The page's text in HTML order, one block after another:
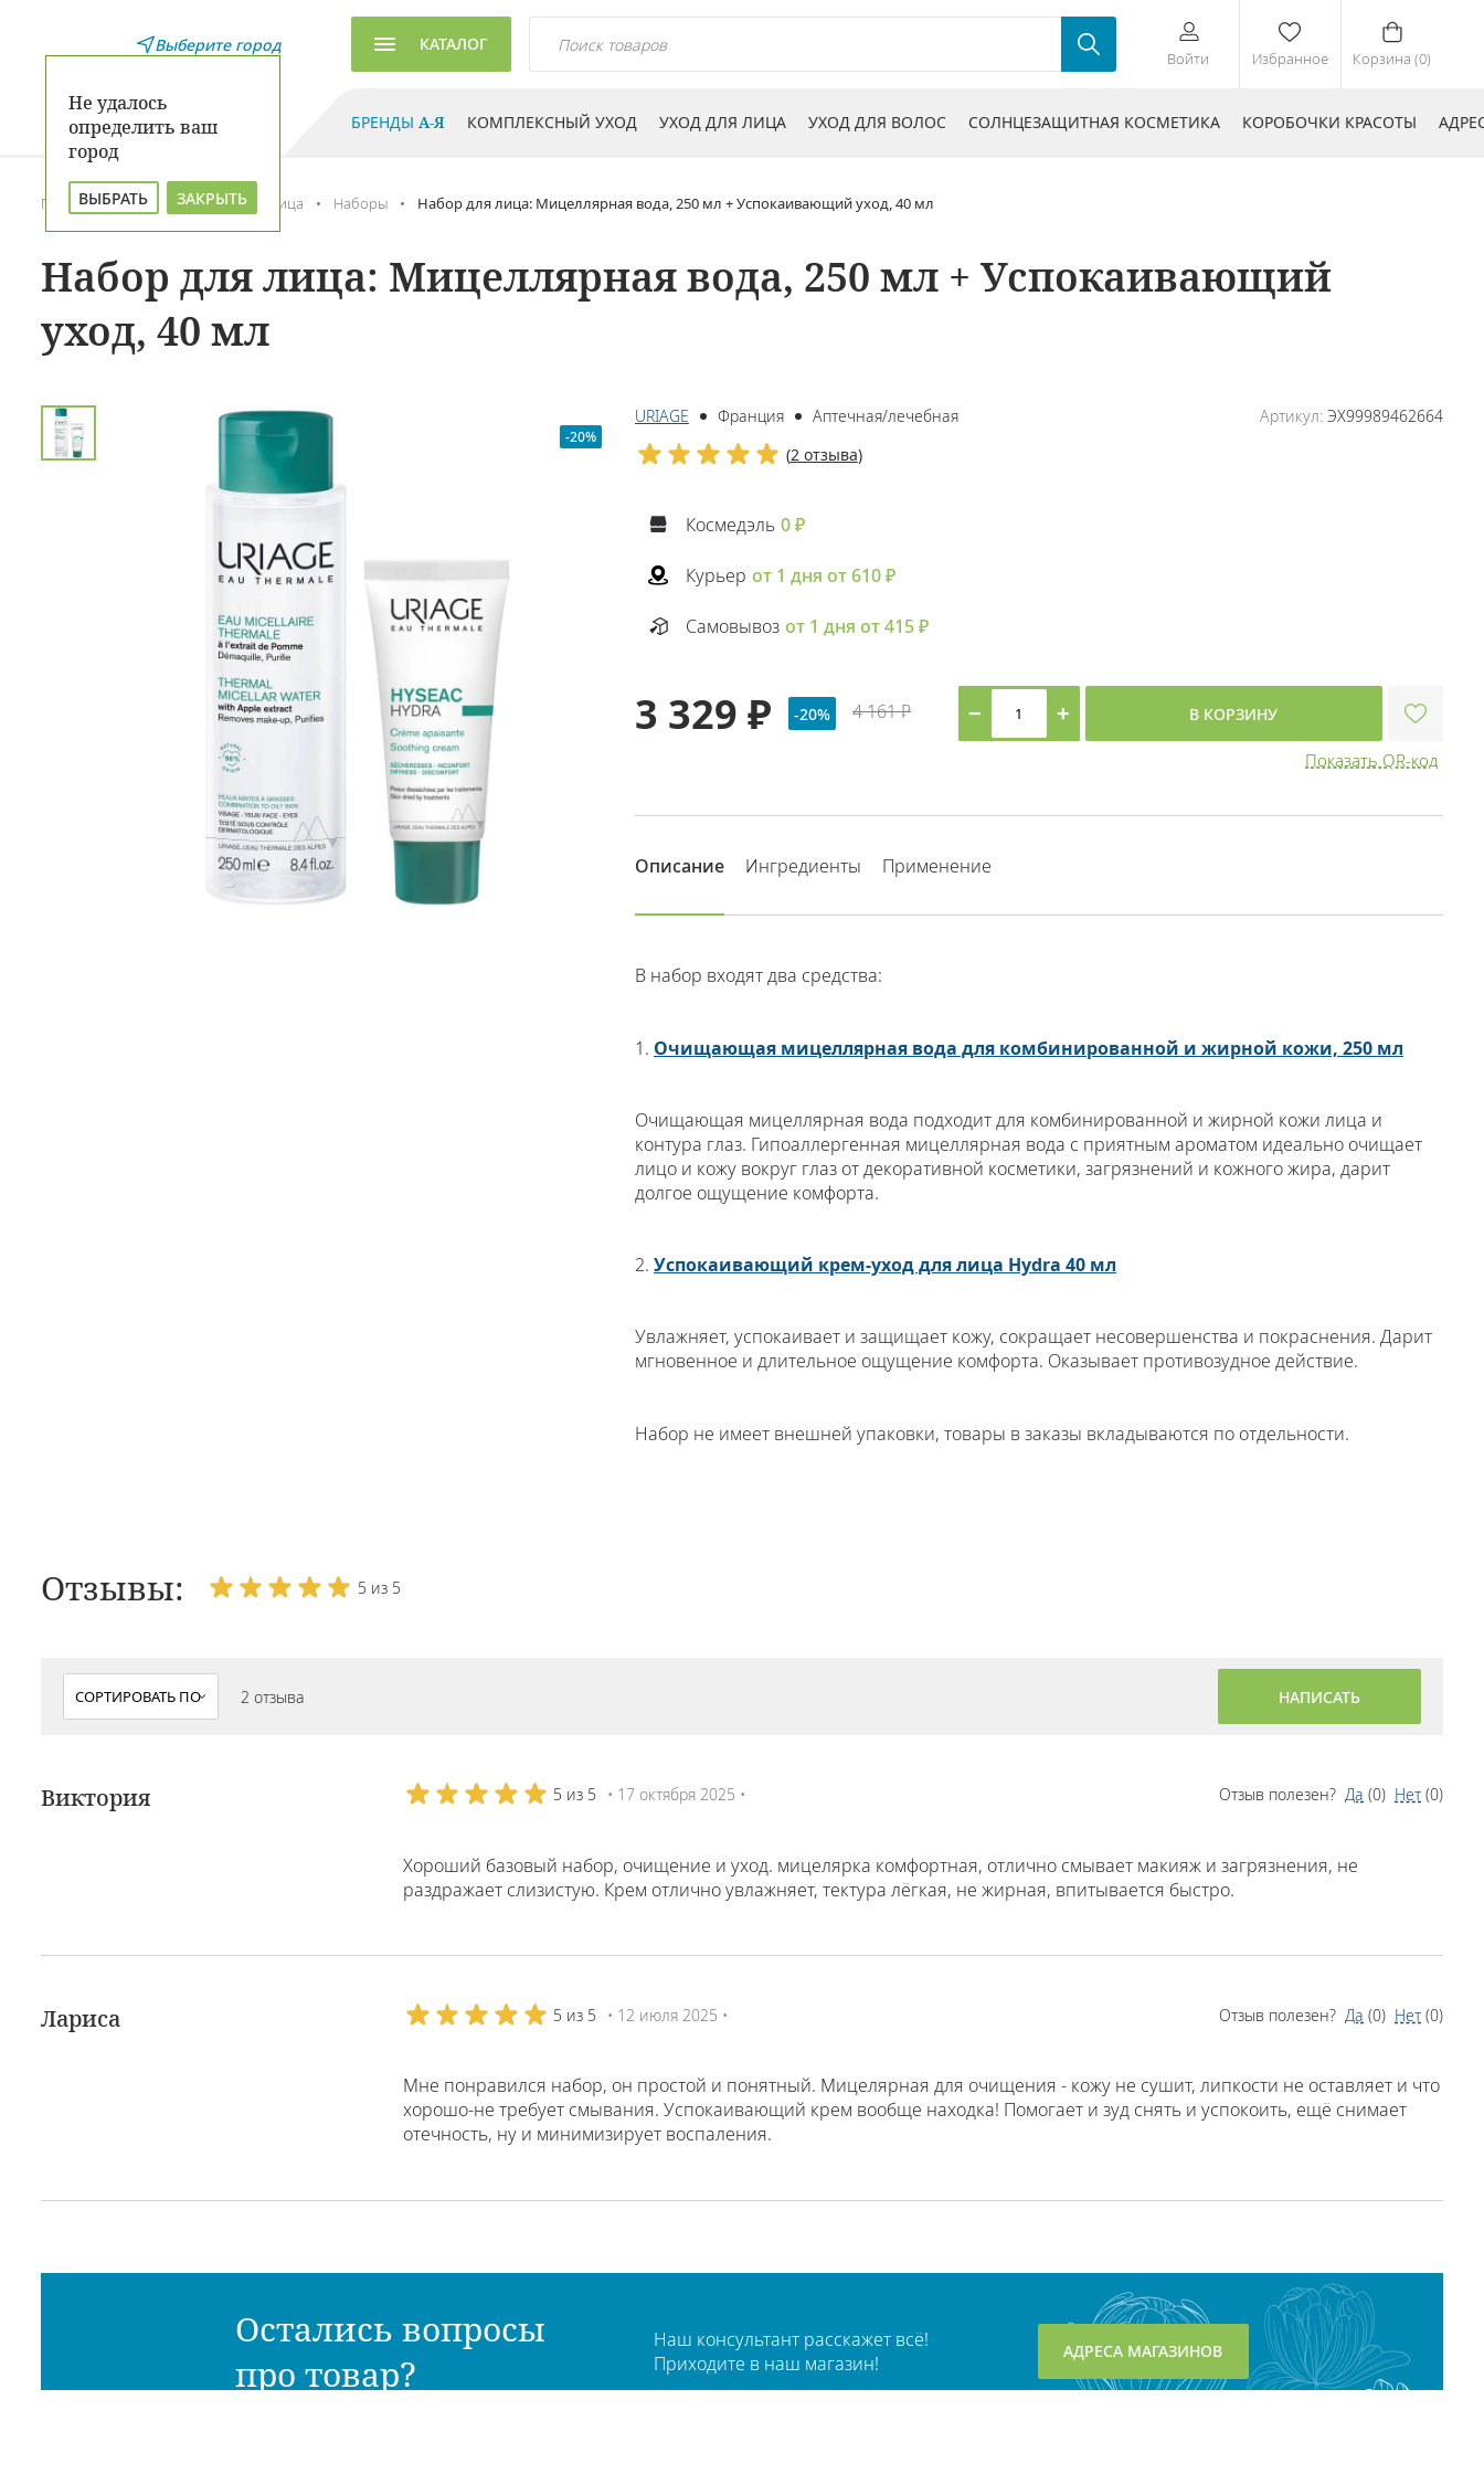
Выберите город
Не удалось
определить ваш
город
ВЫБРАТЬ ЗАКРЫТЬ
КАТАЛОГ
Войти Избранное Корзина (0)
БРЕНДЫ А-Я КОМПЛЕКСНЫЙ УХОД УХОД ДЛЯ ЛИЦА УХОД ДЛЯ ВОЛОС СОЛНЦЕЗАЩИТНАЯ КОСМЕТИКА КОРОБОЧКИ КРАСОТЫ
Главная Каталог Уход для лица Наборы Набор для лица: Мицеллярная вода, 250 мл + Успокаивающий уход, 40 мл
Набор для лица: Мицеллярная вода, 250 мл + Успокаивающий
уход, 40 мл
-20%
URIAGE Франция Аптечная/лечебная Артикул: ЭХ99989462664
(2 отзыва)
Космедэль 0 ₽
Курьер от 1 дня от 610 ₽
Самовывоз от 1 дня от 415 ₽
3 329 ₽ -20% 4 161 ₽ − + В КОРЗИНУ
Показать QR-код
Описание Ингредиенты Применение
В набор входят два средства:
1. Очищающая мицеллярная вода для комбинированной и жирной кожи, 250 мл
Очищающая мицеллярная вода подходит для комбинированной и жирной кожи лица и
контура глаз. Гипоаллергенная мицеллярная вода с приятным ароматом идеально очищает
лицо и кожу вокруг глаз от декоративной косметики, загрязнений и кожного жира, дарит
долгое ощущение комфорта.
2. Успокаивающий крем-уход для лица Hydra 40 мл
Увлажняет, успокаивает и защищает кожу, сокращает несовершенства и покраснения. Дарит
мгновенное и длительное ощущение комфорта. Оказывает противозудное действие.
Набор не имеет внешней упаковки, товары в заказы вкладываются по отдельности.
Отзывы: 5 из 5
2 отзыва НАПИСАТЬ
Виктория 5 из 5 • 17 октября 2025 • Отзыв полезен? Да (0) Нет (0)
Хороший базовый набор, очищение и уход. мицелярка комфортная, отлично смывает макияж и загрязнения, не
раздражает слизистую. Крем отлично увлажняет, тектура лёгкая, не жирная, впитывается быстро.
Лариса 5 из 5 • 12 июля 2025 • Отзыв полезен? Да (0) Нет (0)
Мне понравился набор, он простой и понятный. Мицелярная для очищения - кожу не сушит, липкости не оставляет и что
хорошо-не требует смывания. Успокаивающий крем вообще находка! Помогает и зуд снять и успокоить, ещё снимает
отечность, ну и минимизирует воспаления.
Остались вопросы
про товар?
Наш консультант расскажет всё!
Приходите в наш магазин!
АДРЕСА МАГАЗИНОВ